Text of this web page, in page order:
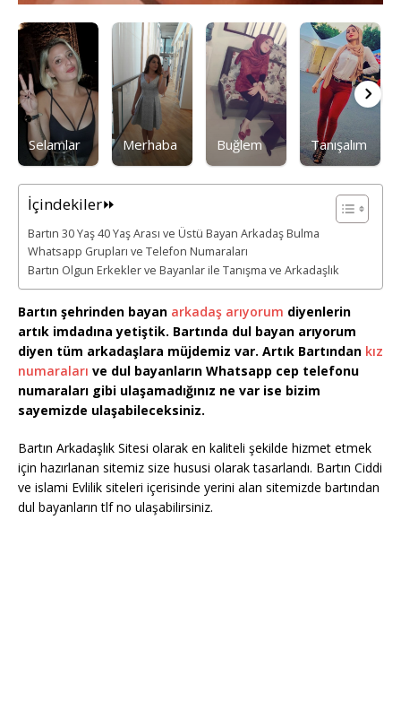
Selamlar Merhaba Buğlem Tanışalım
İçindekiler⏩
Bartın 30 Yaş 40 Yaş Arası ve Üstü Bayan Arkadaş Bulma
Whatsapp Grupları ve Telefon Numaraları
Bartın Olgun Erkekler ve Bayanlar ile Tanışma ve Arkadaşlık
Bartın şehrinden bayan arkadaş arıyorum diyenlerin
artık imdadına yetiştik. Bartında dul bayan arıyorum
diyen tüm arkadaşlara müjdemiz var. Artık Bartından kız
numaraları ve dul bayanların Whatsapp cep telefonu
numaraları gibi ulaşamadığınız ne var ise bizim
sayemizde ulaşabileceksiniz.
Bartın Arkadaşlık Sitesi olarak en kaliteli şekilde hizmet etmek
için hazırlanan sitemiz size hususi olarak tasarlandı. Bartın Ciddi
ve islami Evlilik siteleri içerisinde yerini alan sitemizde bartından
dul bayanların tlf no ulaşabilirsiniz.